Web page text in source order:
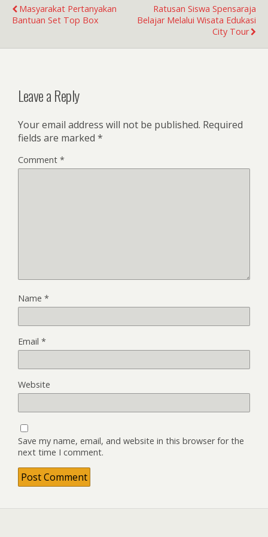
Masyarakat Pertanyakan
Bantuan Set Top Box
Ratusan Siswa Spensaraja
Belajar Melalui Wisata Edukasi
City Tour
Leave a Reply
Your email address will not be published. Required
fields are marked *
Comment *
Name *
Email *
Website
Save my name, email, and website in this browser for the
next time I comment.